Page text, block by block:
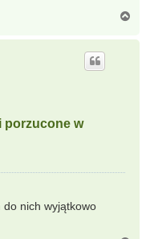
g
porzucone w
nich wyjątkowo